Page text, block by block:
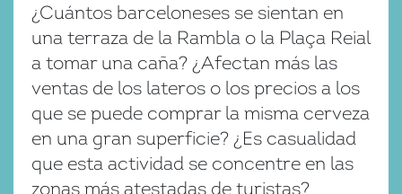
¿Cuántos barceloneses se sientan en
una terraza de la Rambla o la Plaça Reial
a tomar una caña? ¿Afectan más las
ventas de los lateros o los precios a los
que se puede comprar la misma cerveza
en una gran superficie? ¿Es casualidad
que esta actividad se concentre en las
zonas más atestadas de turistas?